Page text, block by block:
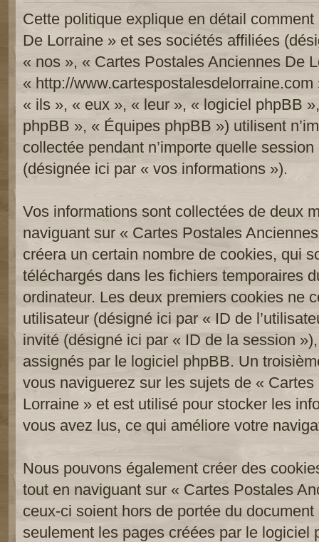
Cette politique explique en détail
De Lorraine » et ses sociétés affiliées
« nos », « Cartes Postales Anciennes De
« http://
« ils », « eux », « leur », « logiciel phpBB
phpBB », « Équipes phpBB ») utilisent
collectée pendant n’importe quelle
(désignée ici par « vos informations »).
Vos informations sont collectées de deux
naviguant sur « Cartes Postales
créera un certain nombre de cookies, qui
téléchargés dans les fichiers temporaires
ordinateur. Les deux premiers cookies ne
utilisateur (désigné ici par « ID de
invité (désigné ici par « ID de la session
assignés par le logiciel phpBB. Un
vous naviguerez sur les sujets de «
Lorraine » et est utilisé pour stocker les
vous avez lus, ce qui améliore votre
Nous pouvons également créer des
tout en naviguant sur « Cartes Postales
ceux-ci soient hors de portée du
seulement les pages créées par le logiciel